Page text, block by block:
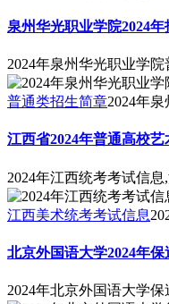
泉州华光职业学院2024
2024年泉州华光职业学
普通类招生简章2024年
江西省2024年普通高校
2024年江西统考考试信
江西美术统考考试信息
北京外国语大学2024年
2024年北京外国语大学